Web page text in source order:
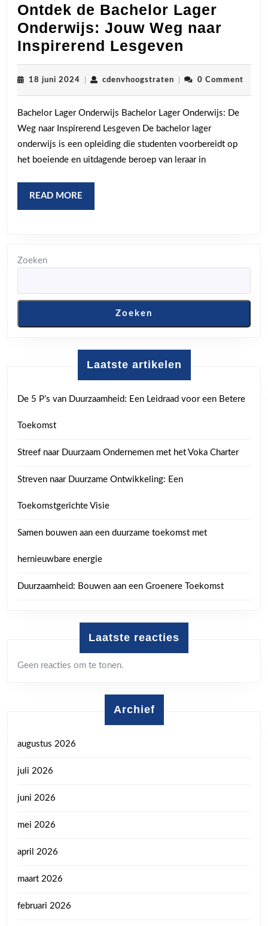
Ontdek de Bachelor Lager
Onderwijs: Jouw Weg naar
Inspirerend Lesgeven
de
Bachelor
Lager
Onderwijs:
Jouw
Weg
18 juni 2024 18
cdenvhoogstratencdenvhoogstraten
0 Comment
Bachelor Lager Onderwijs Bachelor Lager Onderwijs: De
Weg naar Inspirerend Lesgeven De bachelor lager
onderwijs is een opleiding die studenten voorbereidt op
het boeiende en uitdagende beroep van leraar in
READ MORE
MORE
Zoeken
Zoeken
Laatste artikelen
De 5 P’s van Duurzaamheid: Een Leidraad voor een Betere
Toekomst
Streef naar Duurzaam Ondernemen met het Voka Charter
Streven naar Duurzame Ontwikkeling: Een
Toekomstgerichte Visie
Samen bouwen aan een duurzame toekomst met
hernieuwbare energie
Duurzaamheid: Bouwen aan een Groenere Toekomst
Laatste reacties
Geen reacties om te tonen.
Archief
augustus 2026
juli 2026
juni 2026
mei 2026
april 2026
maart 2026
februari 2026